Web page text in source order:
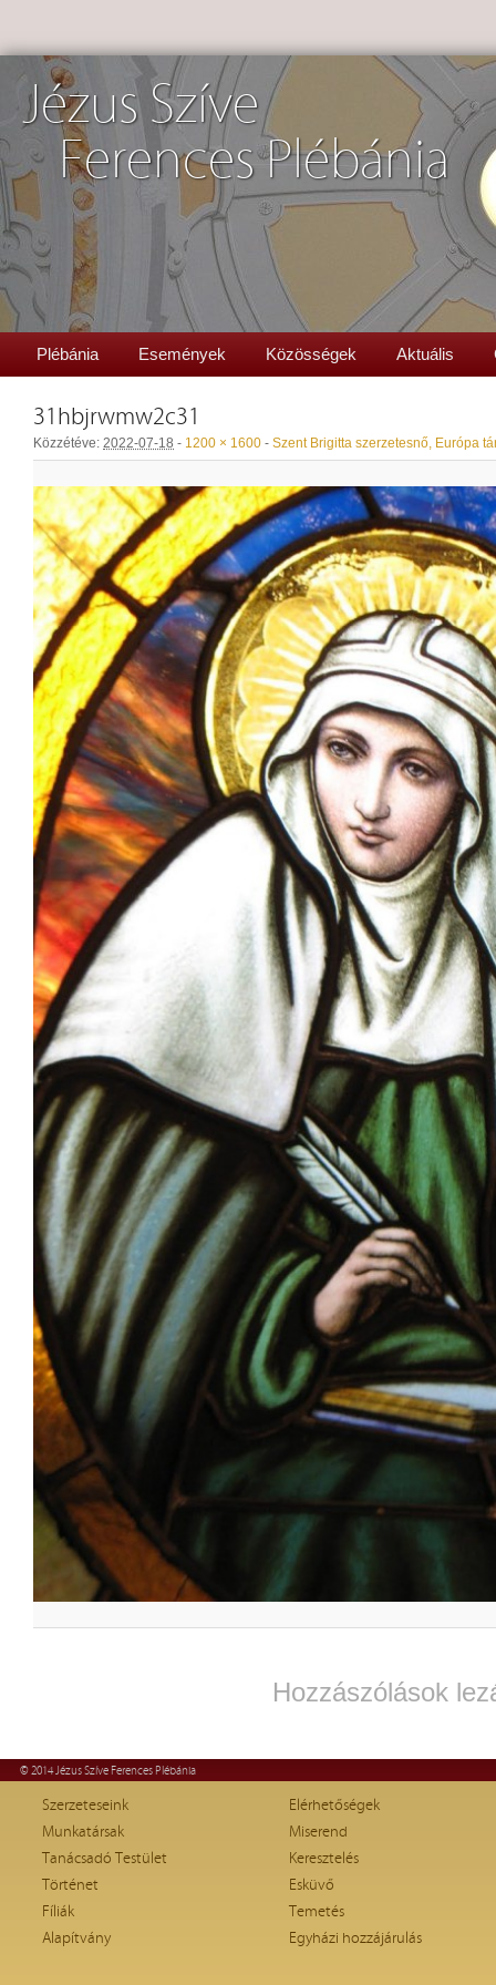
Jézus Szíve
Ferences Plébánia
Plébánia Események Közösségek Aktuális
31hbjrwmw2c31
Közzétéve: 2022-07-18 - 1200 × 1600 - Szent Brigitta szerzetesnő, Európa
Hozzászólások
© 2014 Jézus Szíve Ferences Plébánia
Szerzeteseink
Munkatársak
Tanácsadó Testület
Történet
Fíliák
Alapítvány
Elérhetőségek
Miserend
Keresztelés
Esküvő
Temetés
Egyházi hozzájárulás